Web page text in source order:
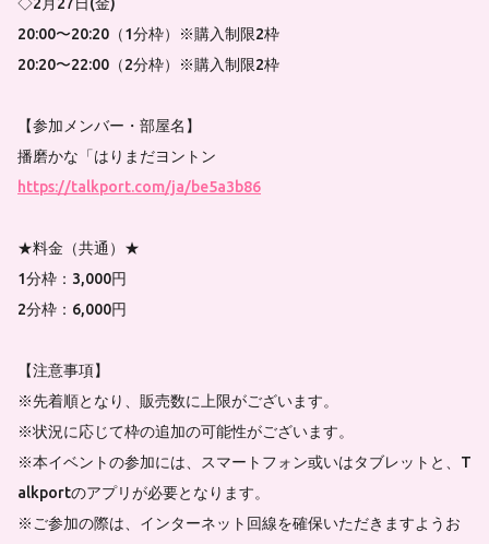
◇2月27日(金)
20:00〜20:20（1分枠）※購入制限2枠
20:20〜22:00（2分枠）※購入制限2枠
【参加メンバー・部屋名】
播磨かな「はりまだヨントン
https://talkport.com/ja/be5a3b86
★料金（共通）★
1分枠：3,000円
2分枠：6,000円
【注意事項】
※先着順となり、販売数に上限がございます。
※状況に応じて枠の追加の可能性がございます。
※本イベントの参加には、スマートフォン或いはタブレットと、T
alkportのアプリが必要となります。
※ご参加の際は、インターネット回線を確保いただきますようお